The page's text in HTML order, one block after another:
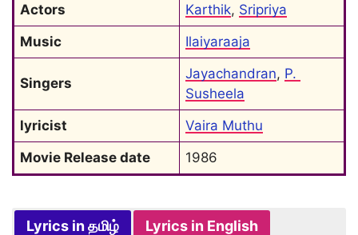
Actors
Karthik, Sripriya
Music
Ilaiyaraaja
Singers
Jayachandran, P.
Susheela
lyricist
Vaira Muthu
Movie Release date
1986
Lyrics in தமிழ் Lyrics in English